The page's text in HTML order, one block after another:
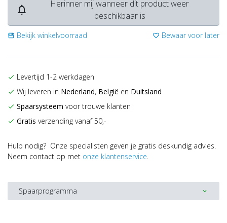
notifications_none
Herinner mij wanneer dit product weer
beschikbaar is
storefront Bekijk winkelvoorraad favorite_border Bewaar voor later
check Levertijd 1-2 werkdagen
check Wij leveren in Nederland, België en Duitsland
check Spaarsysteem voor trouwe klanten
check Gratis verzending vanaf 50,-
Hulp nodig? Onze specialisten geven je gratis deskundig advies.
Neem contact op met onze klantenservice.
Spaarprogramma expand_more